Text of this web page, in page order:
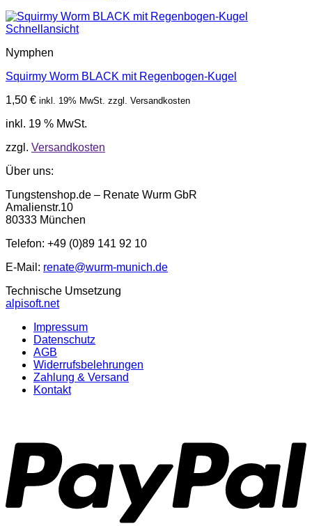
Schnellansicht
Nymphen
Squirmy Worm BLACK mit Regenbogen-Kugel
1,50 € inkl. 19% MwSt. zzgl. Versandkosten
inkl. 19 % MwSt.
zzgl. Versandkosten
Über uns:
Tungstenshop.de – Renate Wurm GbR
Amalienstr.10
80333 München
Telefon: +49 (0)89 141 92 10
E-Mail: renate@wurm-munich.de
Technische Umsetzung
alpisoft.net
Impressum
Datenschutz
AGB
Widerrufsbelehrungen
Zahlung & Versand
Kontakt